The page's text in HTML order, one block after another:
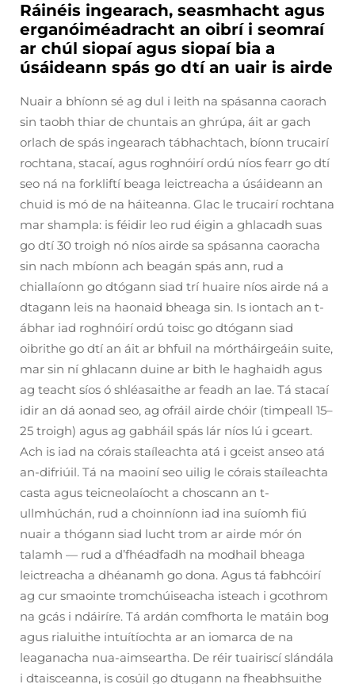
Ráinéis ingearach, seasmhacht agus
erganóiméadracht an oibrí i seomraí
ar chúl siopaí agus siopaí bia a
úsáideann spás go dtí an uair is airde
Nuair a bhíonn sé ag dul i leith na spásanna caorach
sin taobh thiar de chuntais an ghrúpa, áit ar gach
orlach de spás ingearach tábhachtach, bíonn trucairí
rochtana, stacaí, agus roghnóirí ordú níos fearr go dtí
seo ná na forkliftí beaga leictreacha a úsáideann an
chuid is mó de na háiteanna. Glac le trucairí rochtana
mar shampla: is féidir leo rud éigin a ghlacadh suas
go dtí 30 troigh nó níos airde sa spásanna caoracha
sin nach mbíonn ach beagán spás ann, rud a
chiallaíonn go dtógann siad trí huaire níos airde ná a
dtagann leis na haonaid bheaga sin. Is iontach an t-
ábhar iad roghnóirí ordú toisc go dtógann siad
oibrithe go dtí an áit ar bhfuil na mórtháirgeáin suite,
mar sin ní ghlacann duine ar bith le haghaidh agus
ag teacht síos ó shléasaithe ar feadh an lae. Tá stacaí
idir an dá aonad seo, ag ofráil airde chóir (timpeall 15–
25 troigh) agus ag gabháil spás lár níos lú i gceart.
Ach is iad na córais staíleachta atá i gceist anseo atá
an-difriúil. Tá na maoiní seo uilig le córais staíleachta
casta agus teicneolaíocht a choscann an t-
ullmhúchán, rud a choinníonn iad ina suíomh fiú
nuair a thógann siad lucht trom ar airde mór ón
talamh — rud a d’fhéadfadh na modhail bheaga
leictreacha a dhéanamh go dona. Agus tá fabhcóirí
ag cur smaointe tromchúiseacha isteach i gcothrom
na gcás i ndáiríre. Tá ardán comfhorta le matáin bog
agus rialuithe intuítíochta ar an iomarca de na
leaganacha nua-aimseartha. De réir tuairiscí slándála
i dtaisceanna, is cosúil go dtugann na fheabhsuithe